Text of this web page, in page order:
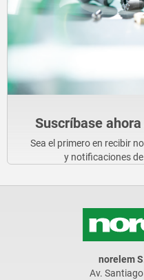
Suscríbase
Sea el primero en recibir
y notificaciones
norelem
Av.